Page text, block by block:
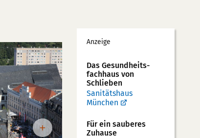
Werbung
Anzeige
Das Gesundheits­
fachhaus von
Schlieben
Sanitätshaus
München
Für ein sauberes
Zuhause